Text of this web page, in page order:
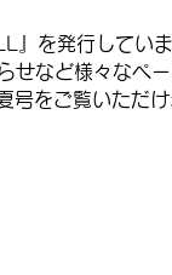
』を発行してい
せなど様々なペ
号をご覧いただ